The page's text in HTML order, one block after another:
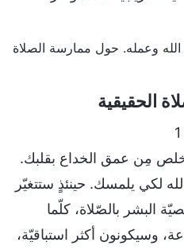
الحقيقية
1
مِن عمق الخداع بقلبك.
يلمسك. حينئذٍ ستتغيّر
البشر بالصّلاة، كلّما
وسيكونون أكثر استباقيّة،